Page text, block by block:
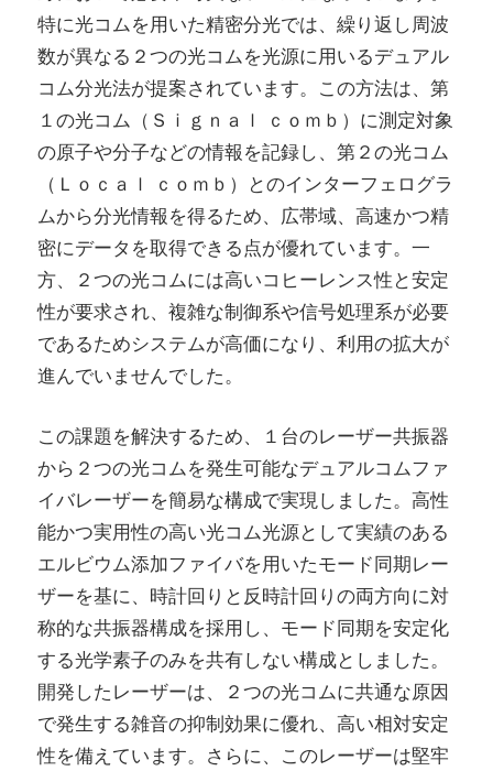
特に光コムを用いた精密分光では、繰り返し周波
数が異なる２つの光コムを光源に用いるデュアル
コム分光法が提案されています。この方法は、第
１の光コム（Ｓｉｇｎａｌ ｃｏｍｂ）に測定対象
の原子や分子などの情報を記録し、第２の光コム
（Ｌｏｃａｌ ｃｏｍｂ）とのインターフェログラ
ムから分光情報を得るため、広帯域、高速かつ精
密にデータを取得できる点が優れています。一
方、２つの光コムには高いコヒーレンス性と安定
性が要求され、複雑な制御系や信号処理系が必要
であるためシステムが高価になり、利用の拡大が
進んでいませんでした。
この課題を解決するため、１台のレーザー共振器
から２つの光コムを発生可能なデュアルコムファ
イバレーザーを簡易な構成で実現しました。高性
能かつ実用性の高い光コム光源として実績のある
エルビウム添加ファイバを用いたモード同期レー
ザーを基に、時計回りと反時計回りの両方向に対
称的な共振器構成を採用し、モード同期を安定化
する光学素子のみを共有しない構成としました。
開発したレーザーは、２つの光コムに共通な原因
で発生する雑音の抑制効果に優れ、高い相対安定
性を備えています。さらに、このレーザーは堅牢